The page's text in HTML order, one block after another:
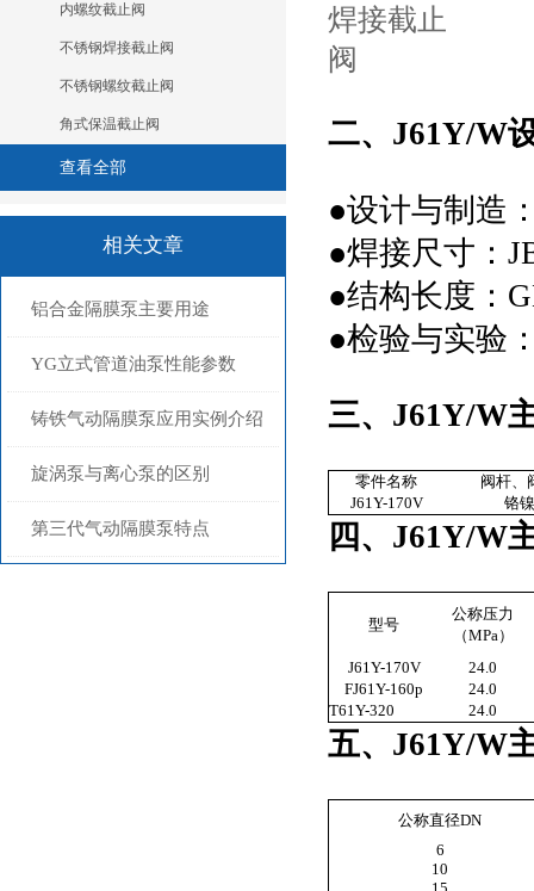
内螺纹截止阀
不锈钢焊接截止阀
不锈钢螺纹截止阀
角式保温截止阀
查看全部
相关文章
铝合金隔膜泵主要用途
YG立式管道油泵性能参数
铸铁气动隔膜泵应用实例介绍
旋涡泵与离心泵的区别
第三代气动隔膜泵特点
二、J61Y/W
●设计与制造
●焊接尺寸：
●结构长度：
●检验与实验
三、J61Y/W
零件名称
阀杆、
J61Y-170V
铬
四、J61Y/W
型号
公称压力
（MPa）
J61Y-170V
24.0
FJ61Y-160p
24.0
T61Y-320
24.0
五、J61Y/W
公称直径DN
6
10